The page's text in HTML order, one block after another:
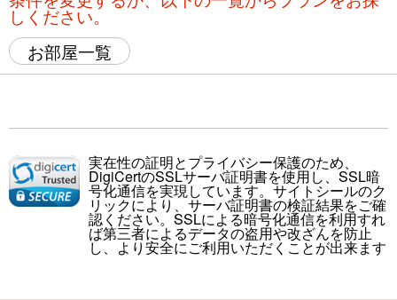
しください。
お部屋一覧
実在性の証明とプライバシー保護のため、
DigiCertのSSLサーバ証明書を使用し、SSL暗
号化通信を実現しています。サイトシールのク
リックにより、サーバ証明書の検証結果をご確
認ください。SSLによる暗号化通信を利用すれ
ば第三者によるデータの盗用や改ざんを防止
し、より安全にご利用いただくことが出来ます